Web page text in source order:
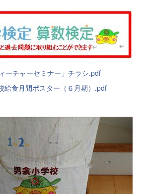
ーチャーセミナー」チラシ.pdf
給食月間ポスター（６月期）.pdf